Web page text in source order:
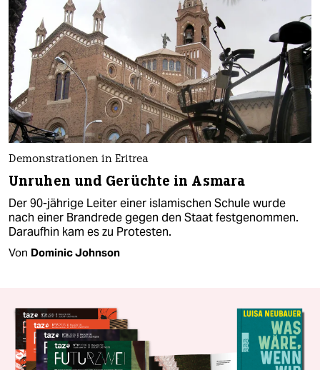
Demonstrationen in Eritrea
Unruhen und Gerüchte in Asmara
Der 90-jährige Leiter einer islamischen Schule wurde
nach einer Brandrede gegen den Staat festgenommen.
Daraufhin kam es zu Protesten.
Von Dominic Johnson